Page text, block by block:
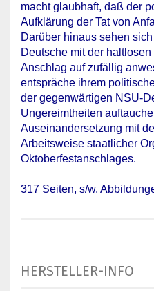
macht glaubhaft, daß der
Aufklärung der Tat von
Darüber hinaus sehen
Deutsche mit der
Anschlag auf zufällig
entspräche ihrem
der gegenwärtigen NSU-
Ungereimtheiten
Auseinandersetzung mit
Arbeitsweise staatlicher
Oktoberfestanschlages.
317 Seiten, s/w.
HERSTELLER-INFO